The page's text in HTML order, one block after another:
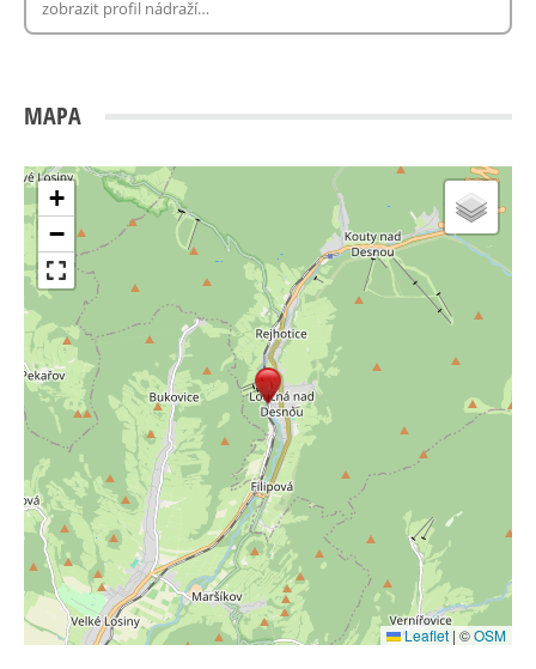
MAPA
+
−
Leaflet | ©OSM